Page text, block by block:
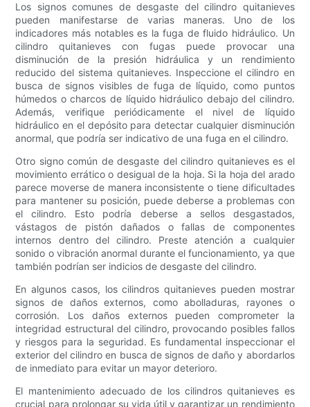
Los signos comunes de desgaste del cilindro quitanieves
pueden manifestarse de varias maneras. Uno de los
indicadores más notables es la fuga de fluido hidráulico. Un
cilindro quitanieves con fugas puede provocar una
disminución de la presión hidráulica y un rendimiento
reducido del sistema quitanieves. Inspeccione el cilindro en
busca de signos visibles de fuga de líquido, como puntos
húmedos o charcos de líquido hidráulico debajo del cilindro.
Además, verifique periódicamente el nivel de líquido
hidráulico en el depósito para detectar cualquier disminución
anormal, que podría ser indicativo de una fuga en el cilindro.
Otro signo común de desgaste del cilindro quitanieves es el
movimiento errático o desigual de la hoja. Si la hoja del arado
parece moverse de manera inconsistente o tiene dificultades
para mantener su posición, puede deberse a problemas con
el cilindro. Esto podría deberse a sellos desgastados,
vástagos de pistón dañados o fallas de componentes
internos dentro del cilindro. Preste atención a cualquier
sonido o vibración anormal durante el funcionamiento, ya que
también podrían ser indicios de desgaste del cilindro.
En algunos casos, los cilindros quitanieves pueden mostrar
signos de daños externos, como abolladuras, rayones o
corrosión. Los daños externos pueden comprometer la
integridad estructural del cilindro, provocando posibles fallos
y riesgos para la seguridad. Es fundamental inspeccionar el
exterior del cilindro en busca de signos de daño y abordarlos
de inmediato para evitar un mayor deterioro.
El mantenimiento adecuado de los cilindros quitanieves es
crucial para prolongar su vida útil y garantizar un rendimiento